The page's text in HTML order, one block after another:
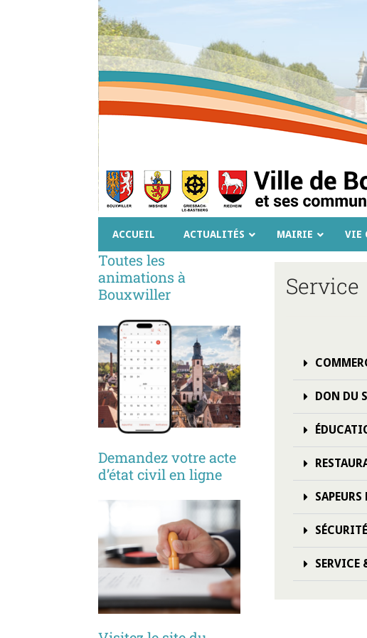
ACCUEIL ACTUALITÉS MAIRIE VIE
Service
DON DU
SAPEURS
SERVICE
Toutes les
animations à
Bouxwiller
Demandez votre acte
d’état civil en ligne